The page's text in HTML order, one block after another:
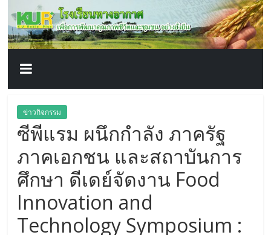
content
โรงเรียน
ทาง
อากาศ​
เพื่อ
พัฒนา
คุณภาพ
ชีวิต
ข่าวกิจกรรม
ซีพีแรม ผนึกกำลัง ภาครัฐ
ภาคเอกชน และสถาบันการ
ศึกษา ดีเดย์จัดงาน Food
Innovation and
Technology Symposium :